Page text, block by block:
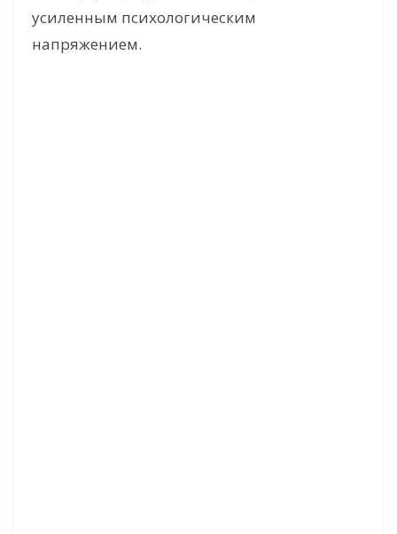
усиленным психологическим
напряжением.